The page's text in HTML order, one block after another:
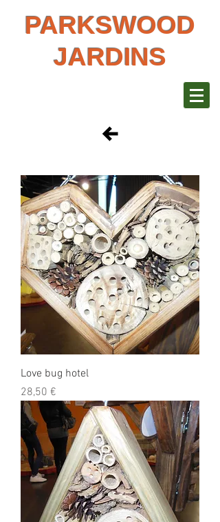
PARKSWOOD
JARDINS
Love bug hotel
Prix
28,50 €